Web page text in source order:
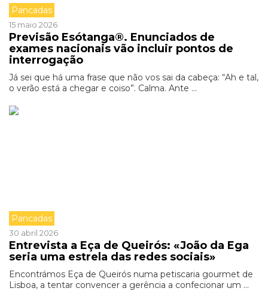
Pancadas
15 maio 2026
Previsão Esótanga®. Enunciados de
exames nacionais vão incluir pontos de
interrogação
Já sei que há uma frase que não vos sai da cabeça: “Ah e tal,
o verão está a chegar e coiso”. Calma. Ante ...
Pancadas
30 abril 2026
Entrevista a Eça de Queirós: «João da Ega
seria uma estrela das redes sociais»
Encontrámos Eça de Queirós numa petiscaria gourmet de
Lisboa, a tentar convencer a gerência a confecionar um ...